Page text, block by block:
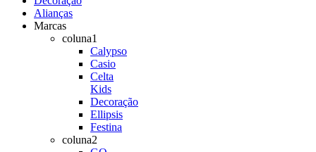
Alianças
Marcas
coluna1
Calypso
Casio
Celta
Kids
Decoração
Ellipsis
Festina
coluna2